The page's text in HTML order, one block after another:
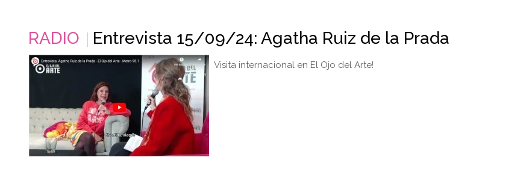
RADIO Entrevista 15/09/24: Agatha Ruiz de la Prada
Visita internacional en El Ojo del Arte!